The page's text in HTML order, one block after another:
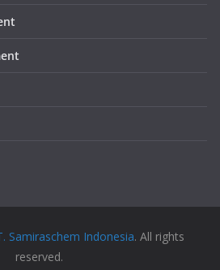
Samiraschem Indonesia. All rights
reserved.